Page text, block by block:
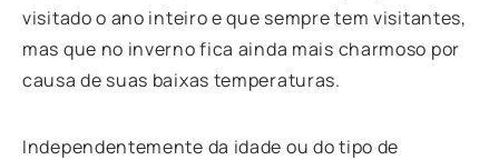
visitado o ano inteiro e que sempre tem visitantes,
mas que no inverno fica ainda mais charmoso por
causa de suas baixas temperaturas.
Independentemente da idade ou do tipo de